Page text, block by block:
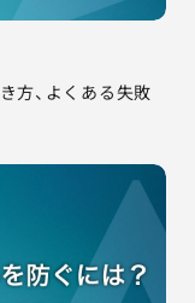
方、よくある失敗